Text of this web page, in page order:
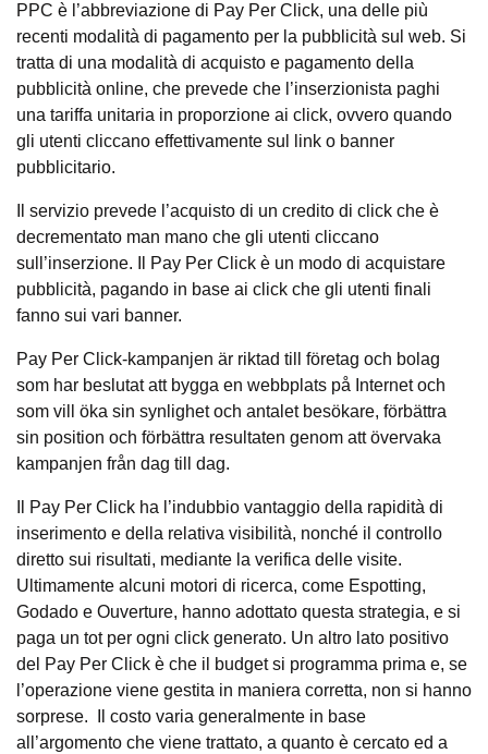
PPC è l’abbreviazione di Pay Per Click, una delle più
recenti modalità di pagamento per la pubblicità sul web. Si
tratta di una modalità di acquisto e pagamento della
pubblicità online, che prevede che l’inserzionista paghi
una tariffa unitaria in proporzione ai click, ovvero quando
gli utenti cliccano effettivamente sul link o banner
pubblicitario.
Il servizio prevede l’acquisto di un credito di click che è
decrementato man mano che gli utenti cliccano
sull’inserzione. Il Pay Per Click è un modo di acquistare
pubblicità, pagando in base ai click che gli utenti finali
fanno sui vari banner.
Pay Per Click-kampanjen är riktad till företag och bolag
som har beslutat att bygga en webbplats på Internet och
som vill öka sin synlighet och antalet besökare, förbättra
sin position och förbättra resultaten genom att övervaka
kampanjen från dag till dag.
Il Pay Per Click ha l’indubbio vantaggio della rapidità di
inserimento e della relativa visibilità, nonché il controllo
diretto sui risultati, mediante la verifica delle visite.
Ultimamente alcuni motori di ricerca, come Espotting,
Godado e Ouverture, hanno adottato questa strategia, e si
paga un tot per ogni click generato. Un altro lato positivo
del Pay Per Click è che il budget si programma prima e, se
l’operazione viene gestita in maniera corretta, non si hanno
sorprese. Il costo varia generalmente in base
all’argomento che viene trattato, a quanto è cercato ed a